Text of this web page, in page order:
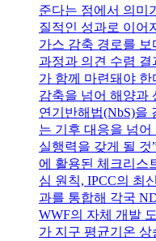
준다는 점에서 의미
질적인 성과로 이어
가스 감축 경로를
과정과 의견 수렴 결
가 함께 마련돼야 한
감축을 넘어 해양과
연기반해법(NbS)을
는 기후 대응을 넘
실행력을 갖게 될 것
에 활용된 체크리스
심 원칙, IPCC의 최
과를 통합해 각국
WWF의 자체 개발
가 지구 평균기온